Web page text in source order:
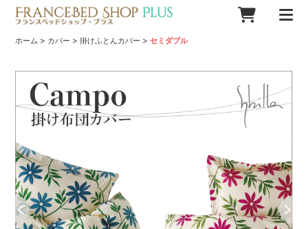
ホーム > カバー >掛けふとんカバー >セミダブル